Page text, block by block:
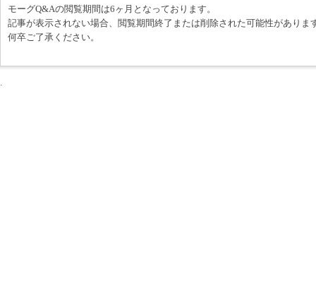
モーグQ&Aの閲覧期間は6ヶ月となっております。
記事が表示されない場合、閲覧期間終了または削除された可能性がありま
何卒ご了承ください。